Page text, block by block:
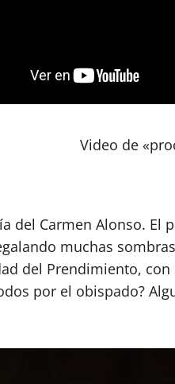
Video de
del Carmen Alonso. El
muchas
del Prendimiento,
por el obispado?